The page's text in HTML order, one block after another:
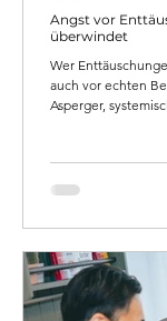
Angst vor
überwindet
Wer
auch vor echten
Asperger,
erzeugt - und wie
ohne naiv zu sein.